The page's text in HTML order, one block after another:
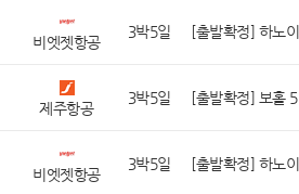
비엣젯항공
3박5일
제주항공
3박5일
비엣젯항공
3박5일